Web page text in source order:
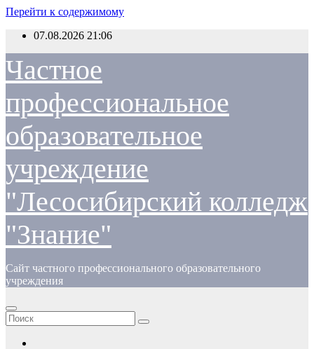
Перейти к содержимому
07.08.2026 21:06
Частное
профессиональное
образовательное
учреждение
"Лесосибирский колледж
"Знание"
Сайт частного профессионального образовательного
учреждения